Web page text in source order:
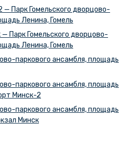
Парк Гомельского дворцово-
Ленина, Гомель
Парк Гомельского дворцово-
Ленина, Гомель
паркового ансамбля, площадь
паркового ансамбля, площадь
Минск-2
паркового ансамбля, площадь
Минск